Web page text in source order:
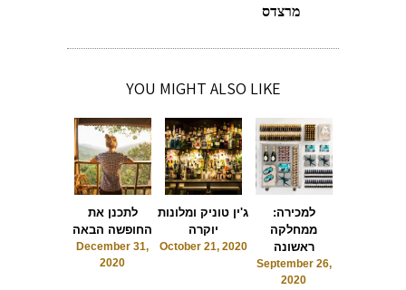
מרצדס
YOU MIGHT ALSO LIKE
לתכנן את
החופשה הבאה
December 31,
2020
ג'ין טוניק ומלונות
יוקרה
October 21, 2020
למכירה:
ממחלקה
ראשונה
September 26,
2020